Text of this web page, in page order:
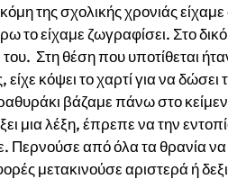
της σχολικής χρονιάς
είχαμε ζωγραφίσει. Στο δικό
Στη θέση που υποτίθεται
είχε κόψει το χαρτί για να
βάζαμε πάνω στο
μια λέξη, έπρεπε να την
Περνούσε από όλα τα θρανία να
μετακινούσε αριστερά ή